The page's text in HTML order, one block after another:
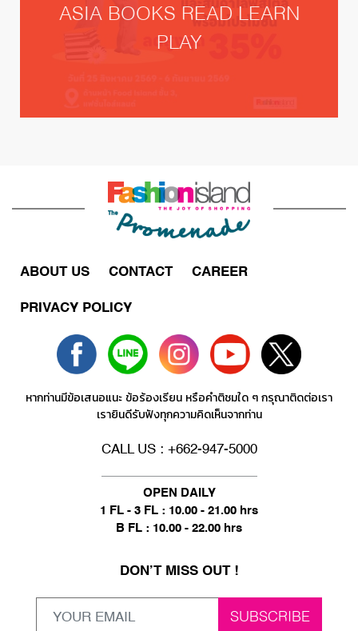
ASIA BOOKS READ LEARN
PLAY
ABOUT US CONTACT CAREER
PRIVACY POLICY
หากท่านมีข้อเสนอแนะ ข้อร้องเรียน หรือคำติชมใด ๆ กรุณาติดต่อเรา
เรายินดีรับฟังทุกความคิดเห็นจากท่าน
CALL US : +662-947-5000
OPEN DAILY
1 FL - 3 FL : 10.00 - 21.00 hrs
B FL : 10.00 - 22.00 hrs
DON’T MISS OUT !